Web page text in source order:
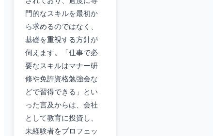
門的なスキルを最初か
ら求めるのではなく、
基礎を重視する方針が
伺えます。「仕事で必
要なスキルはマナー研
修や免許資格勉強会な
どで習得できる」とい
った言及からは、会社
として教育に投資し、
未経験者をプロフェッ